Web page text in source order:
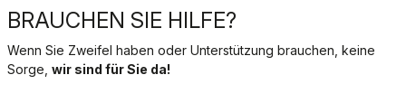
BRAUCHEN SIE HILFE?
Wenn Sie Zweifel haben oder Unterstützung brauchen, keine
Sorge, wir sind für Sie da!